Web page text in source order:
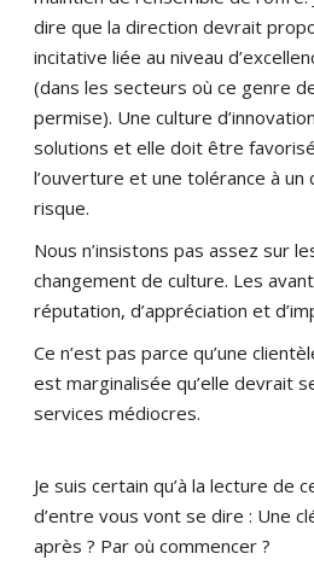
dire que la direction devrait
incitative liée au niveau
(dans les secteurs où ce genre
permise). Une culture
solutions et elle doit être
l’ouverture et une tolérance à un
risque.
Nous n’insistons pas assez sur
changement de culture. Les
réputation, d’appréciation et
Ce n’est pas parce qu’une
est marginalisée qu’elle devrait
services médiocres.
Je suis certain qu’à la lecture de
d’entre vous vont se dire : Une
après ? Par où commencer ?